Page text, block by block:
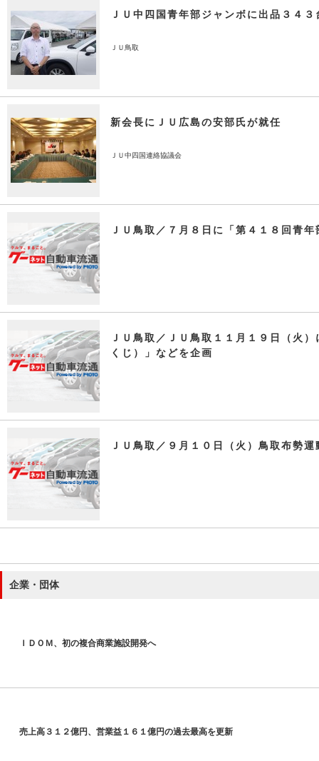
ＪＵ中四国青年部ジャンボに出品３４３
ＪＵ鳥取
新会長にＪＵ広島の安部氏が就任
ＪＵ中四国連絡協議会
ＪＵ鳥取／７月８日に「第４１８回青年
ＪＵ鳥取／ＪＵ鳥取１１月１９日（
くじ）」などを企画
ＪＵ鳥取／９月１０日（火）鳥取布勢
企業・団体
ＩＤＯＭ、初の複合商業施設開発へ
売上高３１２億円、営業益１６１億円の過去最高を更新